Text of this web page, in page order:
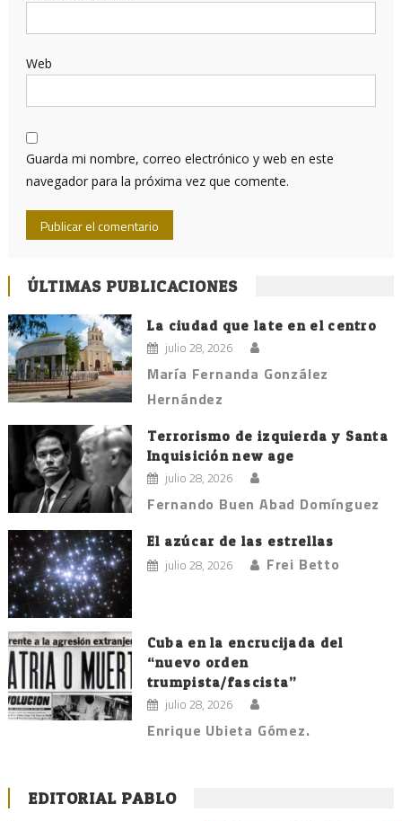
Web
Guarda mi nombre, correo electrónico y web en este
navegador para la próxima vez que comente.
ÚLTIMAS PUBLICACIONES
La ciudad que late en el centro
julio 28, 2026
María Fernanda González
Hernández
Terrorismo de izquierda y Santa
Inquisición new age
julio 28, 2026
Fernando Buen Abad Domínguez
El azúcar de las estrellas
julio 28, 2026 Frei Betto
Cuba en la encrucijada del
“nuevo orden
trumpista/fascista”
julio 28, 2026
Enrique Ubieta Gómez.
EDITORIAL PABLO